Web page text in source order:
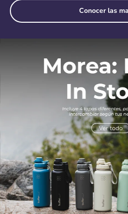
Conocer las